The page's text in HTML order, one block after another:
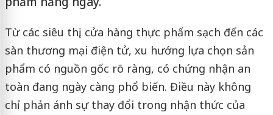
Từ các siêu thị, cửa hàng thực phẩm sạch đến các
sàn thương mại điện tử, xu hướng lựa chọn sản
phẩm có nguồn gốc rõ ràng, có chứng nhận an
toàn đang ngày càng phổ biến. Điều này không
chỉ phản ánh sự thay đổi trong nhận thức của